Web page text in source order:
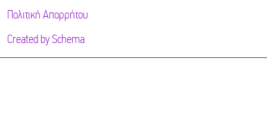
Πολιτική Απορρήτου
Created by Schema